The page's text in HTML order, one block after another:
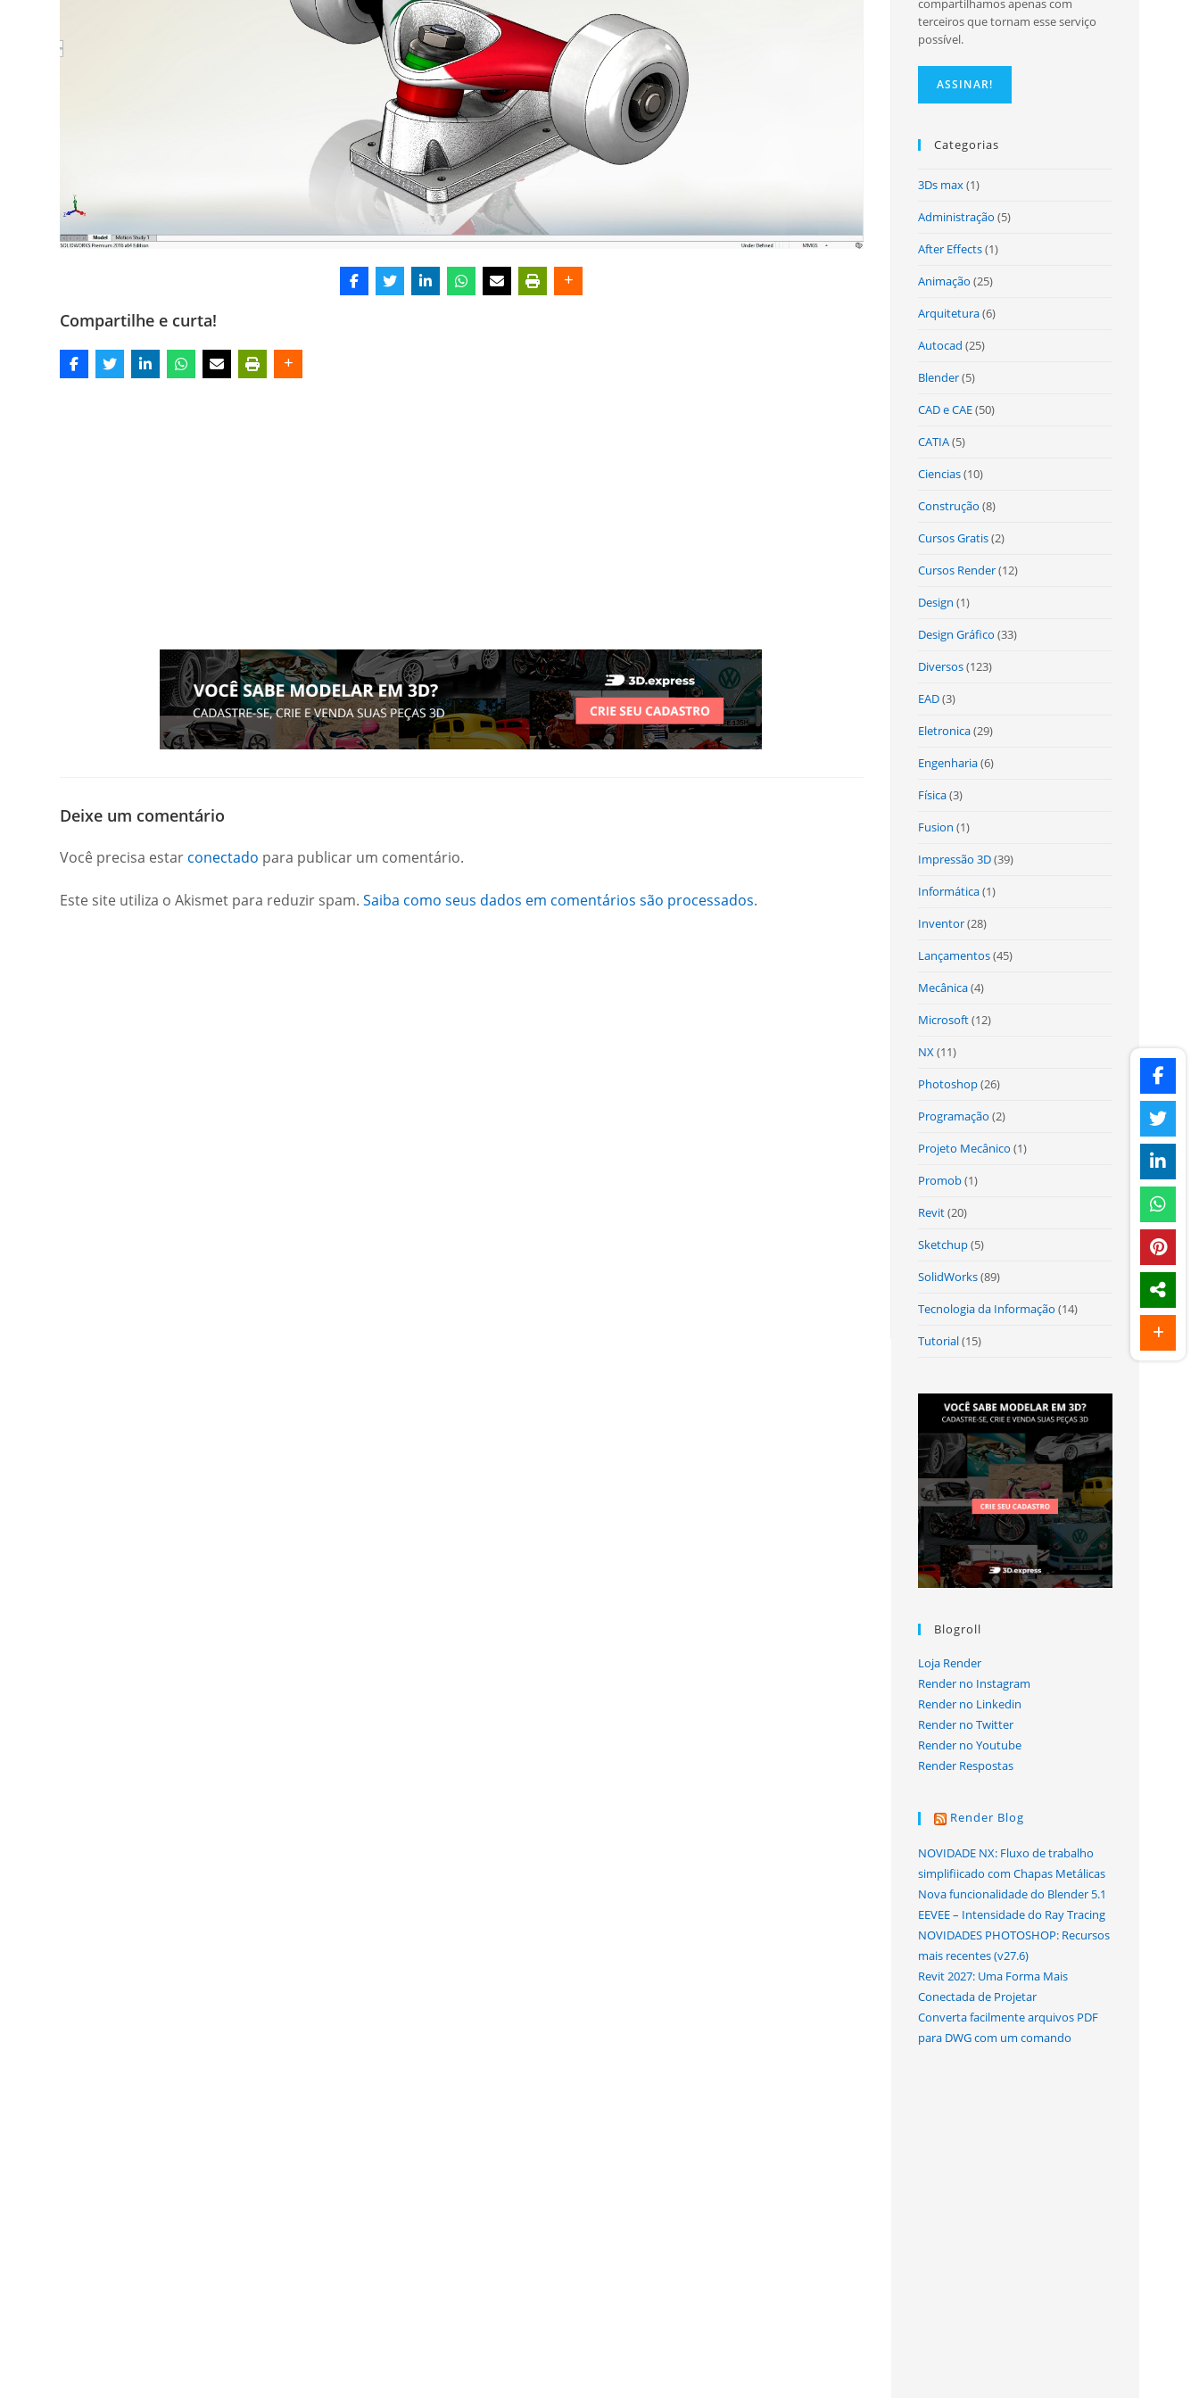
Compartilhe e curta!
Deixe um comentário
Você precisa estar conectado para publicar um comentário.
Este site utiliza o Akismet para reduzir spam.Saiba como seus dados em comentários são processados.
compartilhamos apenas com
terceiros que tornam esse serviço
possível.
Categorias
3Ds max(1)
Administração (5)
After Effects(1)
Animação (25)
Arquitetura(6)
Autocad (25)
Blender(5)
CAD e CAE(50)
CATIA(5)
Ciencias(10)
Construção (8)
Cursos Gratis(2)
Cursos Render(12)
Design (1)
Design Gráfico (33)
Diversos(123)
EAD(3)
Eletronica(29)
Engenharia(6)
Física(3)
Fusion (1)
Impressão 3D(39)
Informática(1)
Inventor(28)
Lançamentos(45)
Mecânica(4)
Microsoft(12)
NX(11)
Photoshop(26)
Programação (2)
Projeto Mecânico (1)
Promob(1)
Revit(20)
Sketchup(5)
SolidWorks(89)
Tecnologia da Informação (14)
Tutorial(15)
Blogroll
Loja Render
Render no Instagram
Render no Linkedin
Render no Twitter
Render no Youtube
Render Respostas
Render Blog
NOVIDADE NX: Fluxo de trabalho
simplifiicado com Chapas Metálicas
Nova funcionalidade do Blender 5.1
EEVEE – Intensidade do Ray Tracing
NOVIDADES PHOTOSHOP: Recursos
mais recentes (v27.6)
Revit 2027: Uma Forma Mais
Conectada de Projetar
Converta facilmente arquivos PDF
para DWG com um comando